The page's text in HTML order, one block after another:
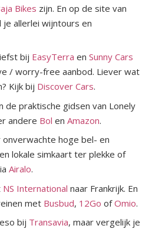
Bikes zijn. En op de site van
je allerlei wijntours en
bij EasyTerra en Sunny Cars
/ worry-free aanbod. Liever wat
Kijk bij Discover Cars.
de praktische gidsen van Lonely
andere Bol en Amazon.
onverwachte hoge bel- en
lokale simkaart ter plekke of
Airalo.
NS International naar Frankrijk. En
met Busbud, 12Go ofOmio.
bij Transavia, maar vergelijk je